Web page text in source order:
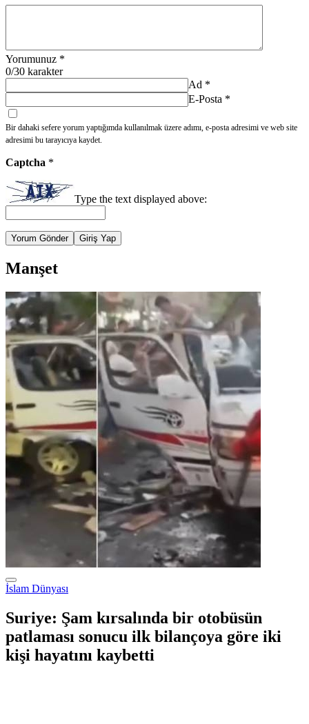
Yorumunuz *
0/30 karakter
Ad *
E-Posta *
Bir dahaki sefere yorum yaptığımda kullanılmak üzere adımı, e-posta adresimi ve web site
adresimi bu tarayıcıya kaydet.
Captcha *
Type the text displayed above:
Yorum Gönder Giriş Yap
Manşet
İslam Dünyası
Suriye: Şam kırsalında bir otobüsün
patlaması sonucu ilk bilançoya göre iki
kişi hayatını kaybetti